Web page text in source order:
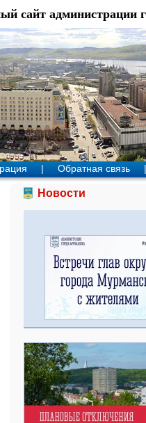
сайт администрации
| Обратная связь |
Новости